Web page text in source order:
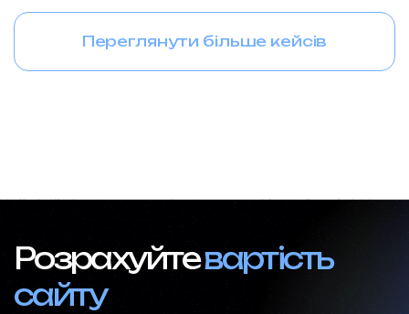
Переглянути більше кейсів
Розрахуйтевартість
сайту